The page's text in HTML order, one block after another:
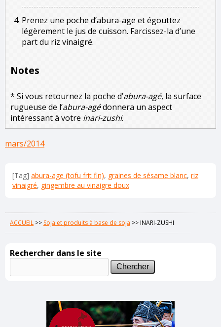
Prenez une poche d’abura-age et égouttez
légèrement le jus de cuisson. Farcissez-la d’une
part du riz vinaigré.
Notes
* Si vous retournez la poche d’abura-agé, la surface
rugueuse de l’abura-agédonnera un aspect
intéressant à votre inari-zushi.
mars/2014
[Tag] abura-age (tofu frit fin), graines de sésame blanc, riz
vinaigré, gingembre au vinaigre doux
ACCUEIL >> Soja et produits à base de soja >>INARI-ZUSHI
Rechercher dans le site